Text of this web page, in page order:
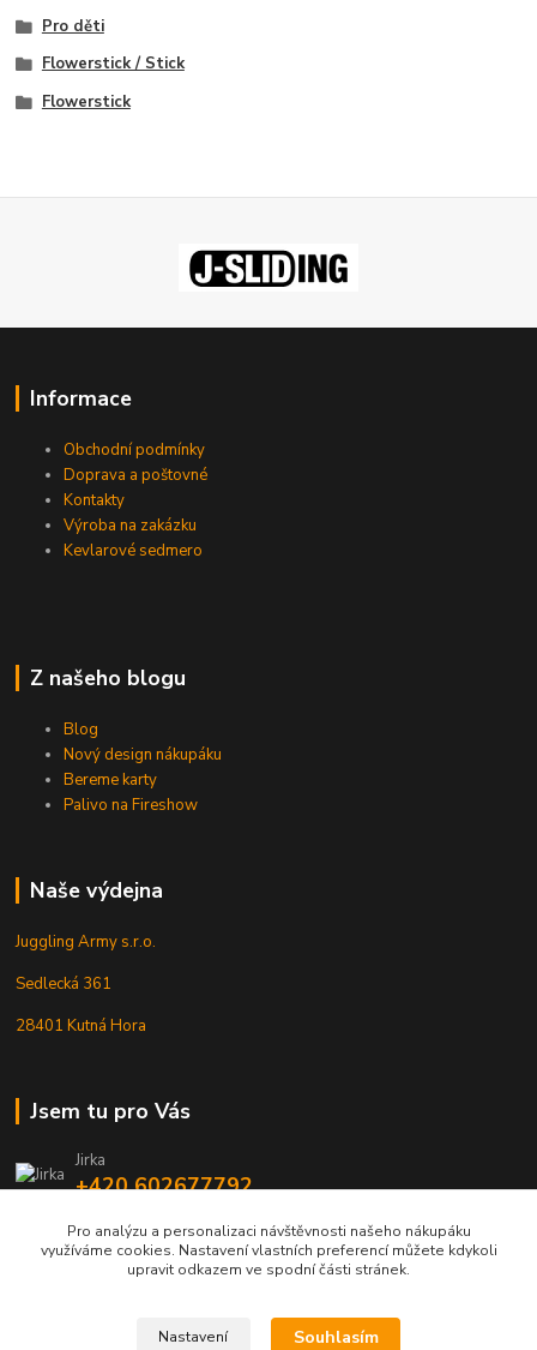
Pro děti
Flowerstick / Stick
Flowerstick
Informace
Obchodní podmínky
Doprava a poštovné
Kontakty
Výroba na zakázku
Kevlarové sedmero
Z našeho blogu
Blog
Nový design nákupáku
Bereme karty
Palivo na Fireshow
Naše výdejna
Juggling Army s.r.o.
Sedlecká 361
28401 Kutná Hora
Jsem tu pro Vás
Jirka
+420 602677792
info@jarmy.cz
Pro analýzu a personalizaci návštěvnosti našeho nákupáku
využíváme cookies. Nastavení vlastních preferencí můžete kdykoli
upravit odkazem ve spodní části stránek.
Nastavení Souhlasím